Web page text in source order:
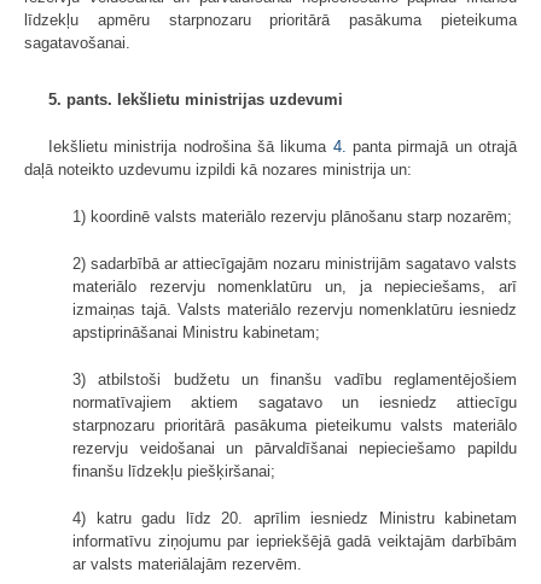
līdzekļu apmēru starpnozaru prioritārā pasākuma pieteikuma
sagatavošanai.
5. pants. Iekšlietu ministrijas uzdevumi
Iekšlietu ministrija nodrošina šā likuma 4. panta pirmajā un otrajā
daļā noteikto uzdevumu izpildi kā nozares ministrija un:
1) koordinē valsts materiālo rezervju plānošanu starp nozarēm;
2) sadarbībā ar attiecīgajām nozaru ministrijām sagatavo valsts
materiālo rezervju nomenklatūru un, ja nepieciešams, arī
izmaiņas tajā. Valsts materiālo rezervju nomenklatūru iesniedz
apstiprināšanai Ministru kabinetam;
3) atbilstoši budžetu un finanšu vadību reglamentējošiem
normatīvajiem aktiem sagatavo un iesniedz attiecīgu
starpnozaru prioritārā pasākuma pieteikumu valsts materiālo
rezervju veidošanai un pārvaldīšanai nepieciešamo papildu
finanšu līdzekļu piešķiršanai;
4) katru gadu līdz 20. aprīlim iesniedz Ministru kabinetam
informatīvu ziņojumu par iepriekšējā gadā veiktajām darbībām
ar valsts materiālajām rezervēm.